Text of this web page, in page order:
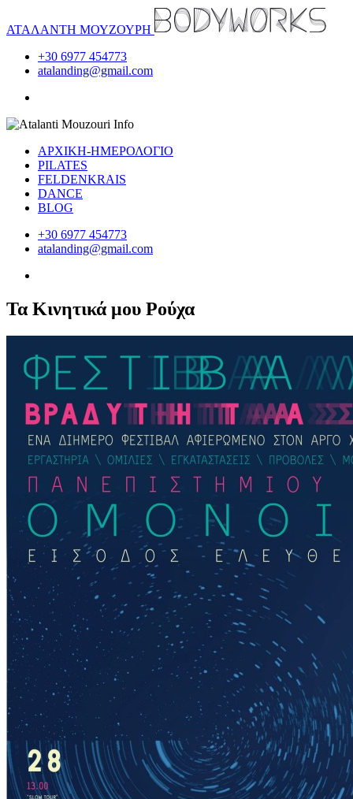
ΑΤΑΛΑΝΤΗ ΜΟΥΖΟΥΡΗ
+30 6977 454773
atalanding@gmail.com
ΑΡΧΙΚΗ-ΗΜΕΡΟΛΟΓΙΟ
PILATES
FELDENKRAIS
DANCE
BLOG
+30 6977 454773
atalanding@gmail.com
Τα Κινητικά μου Ρούχα